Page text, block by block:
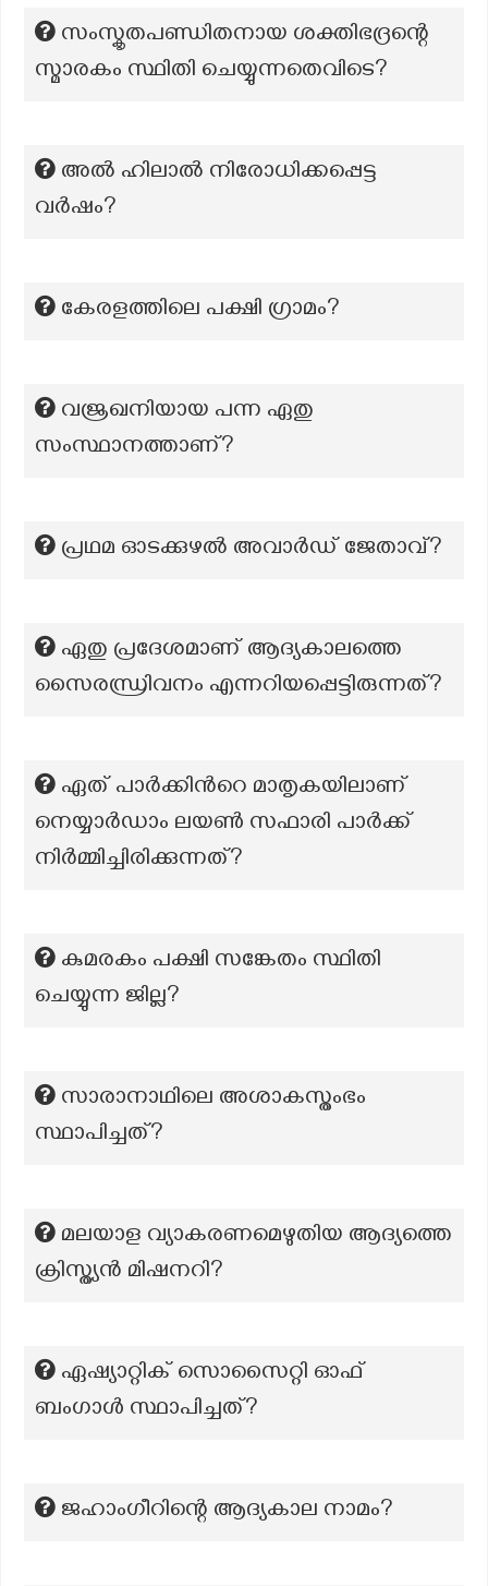
സംസ്കൃതപണ്ഡിതനായ ശക്തിഭദ്രന്റെ
സ്മാരകം സ്ഥിതി ചെയ്യുന്നതെവിടെ?
അൽ ഹിലാൽ നിരോധിക്കപ്പെട്ട
വർഷം?
കേരളത്തിലെ പക്ഷി ഗ്രാമം?
വജ്രഖനിയായ പന്ന ഏതു
സംസ്ഥാനത്താണ്?
പ്രഥമ ഓടക്കുഴല്‍ അവാര്‍ഡ് ജേതാവ്?
ഏതു പ്രദേശമാണ് ആദ്യകാലത്തെ
സൈരന്ധ്രിവനം എന്നറിയപ്പെട്ടിരുന്നത്?
ഏത് പാർക്കിന്‍റെ മാതൃകയിലാണ്
നെയ്യാർഡാം ലയൺ സഫാരി പാർക്ക്
നിർമ്മിച്ചിരിക്കുന്നത്?
കുമരകം പക്ഷി സങ്കേതം സ്ഥിതി
ചെയ്യുന്ന ജില്ല?
സാരാനാഥിലെ അശാകസ്തംഭം
സ്ഥാപിച്ചത്?
മലയാള വ്യാകരണമെഴുതിയ ആദ്യത്തെ
ക്രിസ്ത്യൻ മിഷനറി?
ഏഷ്യാറ്റിക് സൊസൈറ്റി ഓഫ്
ബംഗാൾ സ്ഥാപിച്ചത്?
ജഹാംഗീറിന്റെ ആദ്യകാല നാമം?